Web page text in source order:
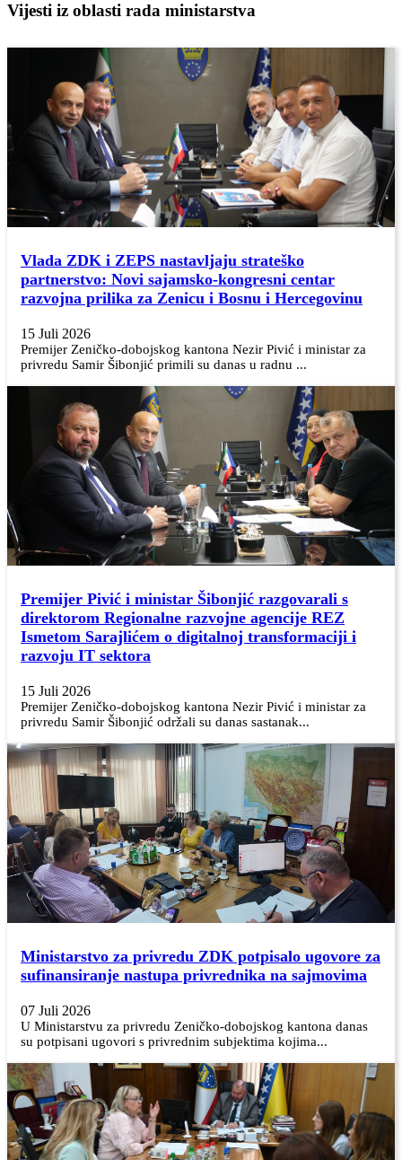
Vijesti iz oblasti rada ministarstva
Vlada ZDK i ZEPS nastavljaju strateško
partnerstvo: Novi sajamsko-kongresni centar
razvojna prilika za Zenicu i Bosnu i Hercegovinu
15 Juli 2026
Premijer Zeničko-dobojskog kantona Nezir Pivić i ministar za
privredu Samir Šibonjić primili su danas u radnu ...
Premijer Pivić i ministar Šibonjić razgovarali s
direktorom Regionalne razvojne agencije REZ
Ismetom Sarajlićem o digitalnoj transformaciji i
razvoju IT sektora
15 Juli 2026
Premijer Zeničko-dobojskog kantona Nezir Pivić i ministar za
privredu Samir Šibonjić održali su danas sastanak...
Ministarstvo za privredu ZDK potpisalo ugovore za
sufinansiranje nastupa privrednika na sajmovima
07 Juli 2026
U Ministarstvu za privredu Zeničko-dobojskog kantona danas
su potpisani ugovori s privrednim subjektima kojima...